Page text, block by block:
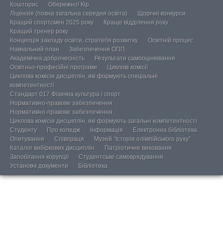
Кошторис
Обережно! Кір.
Ліцензія (повна загальна середня освіта)
Щорічні конкурси
Кращий спортсмен 2025 року
Краще відділення року
Кращий тренер року
Концепція закладу освіти, стратегія розвитку
Освітній процес
Навчальний план
Забезпечення ОПП
Академічна доброчесність
Результати самооцінювання
Освітньо-професійні програми
Циклові комісії
Циклова комісія дисциплін, які формують спеціальні
компетентності
Стандарт 017 Фізична культура і спорт
Нормативно-правове забезпечення
Нормативно-правове забезпечення
Циклова комісія дисциплін, які формують загальні компетентності
Студенту
Про коледж Інформація
Електронна бібліотека
Опитування
Співпраця
Музей “Історія олімпійського руху”
Каталог вибіркових дисциплін
Патріотичне виховання
Запобігання корупції
Студентське самоврядування
Установчі документи
Бібліотека